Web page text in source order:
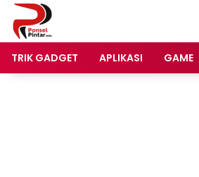
Langsung
konten
TRIK GADGET
APLIKASI GAME